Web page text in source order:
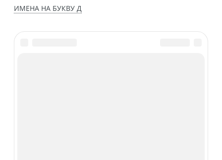
ИМЕНА НА БУКВУ Д